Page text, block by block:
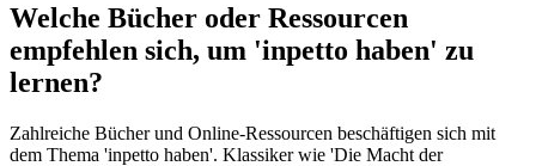
Welche Bücher oder Ressourcen
empfehlen sich, um 'inpetto haben' zu
lernen?
Zahlreiche Bücher und Online-Ressourcen beschäftigen sich mit
dem Thema 'inpetto haben'. Klassiker wie 'Die Macht der